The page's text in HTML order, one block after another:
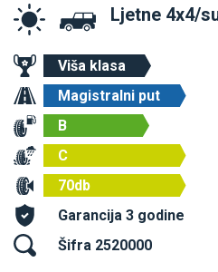
Ljetne 4x4/
Viša klasa
Magistralni put
B
C
70db
Garancija 3 godine
Šifra 2520000